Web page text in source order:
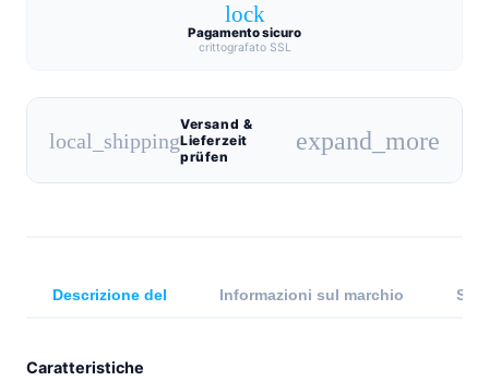
lock
Pagamento sicuro
crittografato SSL
local_shipping
Versand &
Lieferzeit
prüfen
expand_more
Descrizione del Informazioni sul marchio
Caratteristiche